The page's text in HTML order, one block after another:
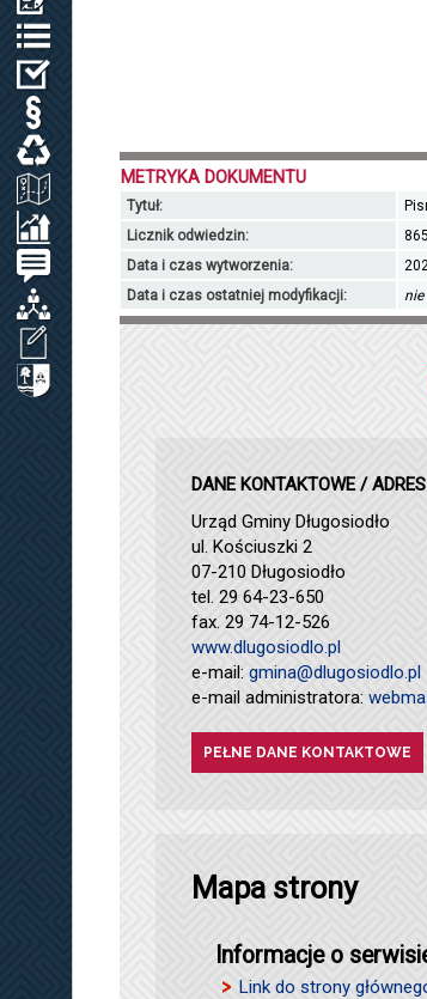
ODPADY KOMUNALNE, WODA I ŚCIEKI
ZAGOSPODAROWANIE PRZESTRZENNE
SPRAWOZDANIA / KONTROLA ZARZĄDCZA
PETYCJE
ORGANIZACJE LOKALNE
METRYKA DOKUMENTU
Tytuł:
Licznik odwiedzin:
Data i czas wytworzenia:
Data i czas ostatniej modyfikacji:
DANE KONTAKTOWE /
Urząd Gminy Długosiodło
ul. Kościuszki 2
07-210 Długosiodło
tel. 29 64-23-650
fax. 29 74-12-526
www.dlugosiodlo.pl
e-mail: gmina@dlugosiodlo.pl
e-mail administratora:
PEŁNE DANE KONTAKTOWE
Mapa strony
Informacje o
Link do strony